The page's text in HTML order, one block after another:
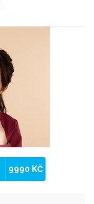
9990 KČ